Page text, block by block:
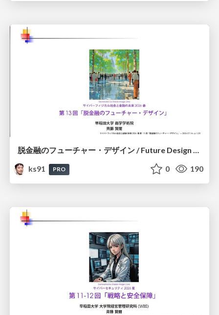
脱金融のフューチャー・デザイン / Future Design Beyond Finance
ks91
PRO 0 190